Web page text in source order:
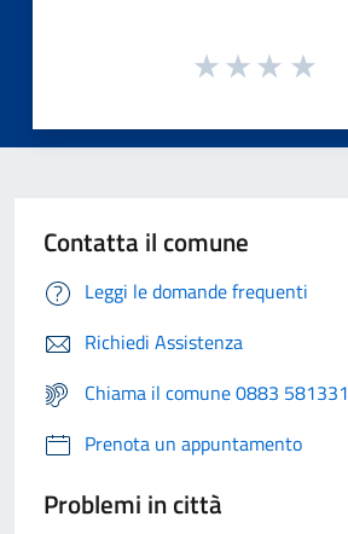
Contatta il comune
Leggi le domande frequenti
Richiedi Assistenza
Chiama il comune 0883 581331
Prenota un appuntamento
Problemi in città